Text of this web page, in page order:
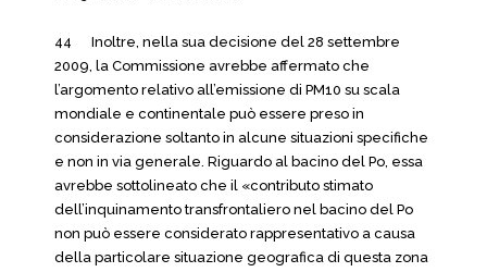
44 Inoltre, nella sua decisione del 28 settembre
2009, la Commissione avrebbe affermato che
l’argomento relativo all’emissione di PM10 su scala
mondiale e continentale può essere preso in
considerazione soltanto in alcune situazioni specifiche
e non in via generale. Riguardo al bacino del Po, essa
avrebbe sottolineato che il «contributo stimato
dell’inquinamento transfrontaliero nel bacino del Po
non può essere considerato rappresentativo a causa
della particolare situazione geografica di questa zona